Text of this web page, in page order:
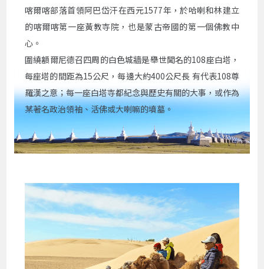
喀爾喀部落首領阿巴岱汗在西元1577年，於哈喇和林建立
的喀爾喀第一座黃教寺院，也是蒙古帝國的第一個佛教中
心。
圍繞額爾尼德召四周的白色城牆是舉世聞名的108座白塔，
每座塔的間距為15公尺，每邊大約400公尺長 有代表108尊
羅漢之意；每一座白塔寺都紀念與歷史有關的大事，或作為
某著名政治領袖、活佛或大喇嘛的墳墓。